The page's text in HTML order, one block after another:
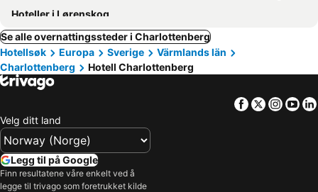
Hoteller i Lørenskog
Se alle overnattingssteder i Charlottenberg
Hotellsøk
Europa Sverige
Värmlands län
Charlottenberg
Hotell Charlottenberg
Facebook
Twitter
Velg ditt land
Legg til på Google
Finn resultatene våre enkelt ved å
legge til trivago som foretrukket kilde